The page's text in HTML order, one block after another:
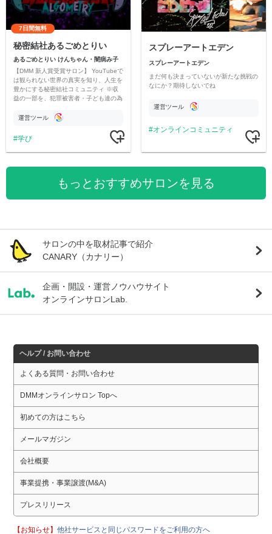
7日間無料
秘密結社あるごめとりい
あるごめとりい けんちゃん・闇病み子
【DMM 新人賞受賞サロン】 YouTubeで
は観られない世界の真実を知り、人生を
豊かにする秘密結社コミュニティ ※収
益の一部を、犯罪被害者・子ども達の為
す運営ツール
学び
スプレーアートエデン
スプレーアートエデン
まだ何も決まっていないが新たな挑戦の
なにか？期待しないでね
運営ツール
オンラインコミュニティ
もっとおすすめサロンを見る
サロンの中を取材記事で紹介
CANARY（カナリー）
企画・開設・運営ノウハウサイト
オンラインサロンLab.
ヘルプ / お問い合わせ
よくある質問・お問い合わせ
DMMオンラインサロン Topへ
初めての方はこちら
メールマガジン
会社概要
事業提携・事業譲渡(M&A)
プレスリリース
【お知らせ】他社サービスと同じパスワードをご利用の方へ